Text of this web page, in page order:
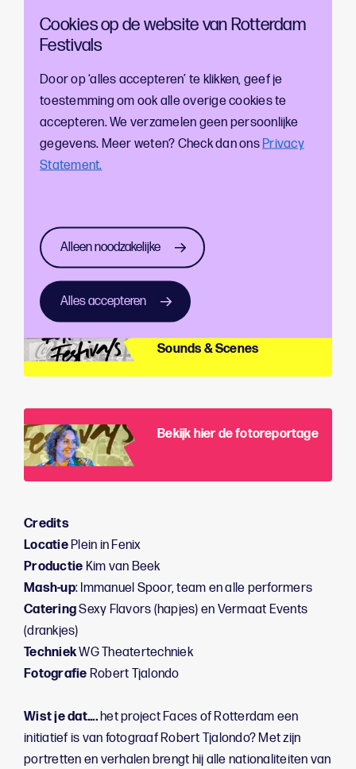
Cookies op de website van Rotterdam
Festivals
Door op ‘alles accepteren’ te klikken, geef je
toestemming om ook alle overige cookies te
accepteren. We verzamelen geen persoonlijke
gegevens. Meer weten? Check dan ons Privacy
Statement.
Alleen noodzakelijke
Alles accepteren
Siepelprijs werd toegekend aan Mitchel Sam-Sin van
CultNorth. Beide winnaars: van harte gefeliciteerd en
Naast alle inspirerende woorden was er volop ruimte
om bij te praten met bekenden en nieuwe contacten te
leggen binnen de sector.
dank aan iedereen die heeft meegewerkt aan de
organisatie van de Cultuur- en Festivalborrel.
Sounds & Scenes
Bekijk hier de fotoreportage
Credits
LocatiePlein in Fenix
Productie Kim van Beek
Mash-up: Immanuel Spoor, team en alle performers
CateringSexy Flavors (hapjes) en Vermaat Events
(drankjes)
TechniekWG Theatertechniek
Fotografie Robert Tjalondo
Wist je dat....het project Faces of Rotterdam een
initiatief is van fotograaf Robert Tjalondo? Met zijn
portretten en verhalen brengt hij alle nationaliteiten van